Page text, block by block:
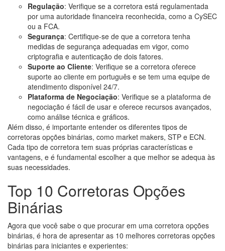
Regulação: Verifique se a corretora está regulamentada
por uma autoridade financeira reconhecida, como a CySEC
ou a FCA.
Segurança: Certifique-se de que a corretora tenha
medidas de segurança adequadas em vigor, como
criptografia e autenticação de dois fatores.
Suporte ao Cliente: Verifique se a corretora oferece
suporte ao cliente em português e se tem uma equipe de
atendimento disponível 24/7.
Plataforma de Negociação: Verifique se a plataforma de
negociação é fácil de usar e oferece recursos avançados,
como análise técnica e gráficos.
Além disso, é importante entender os diferentes tipos de
corretoras opções binárias, como market makers, STP e ECN.
Cada tipo de corretora tem suas próprias características e
vantagens, e é fundamental escolher a que melhor se adequa às
suas necessidades.
Top 10 Corretoras Opções
Binárias
Agora que você sabe o que procurar em uma corretora opções
binárias, é hora de apresentar as 10 melhores corretoras opções
binárias para iniciantes e experientes: